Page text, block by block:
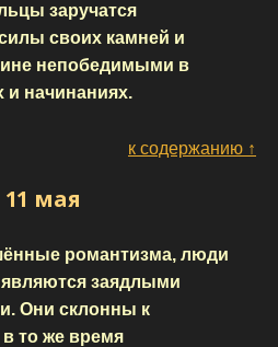
заручатся
своих камней и
непобедимыми в
начинаниях.
к содержанию ↑
мая
романтизма, люди
заядлыми
Они склонны к
то же время